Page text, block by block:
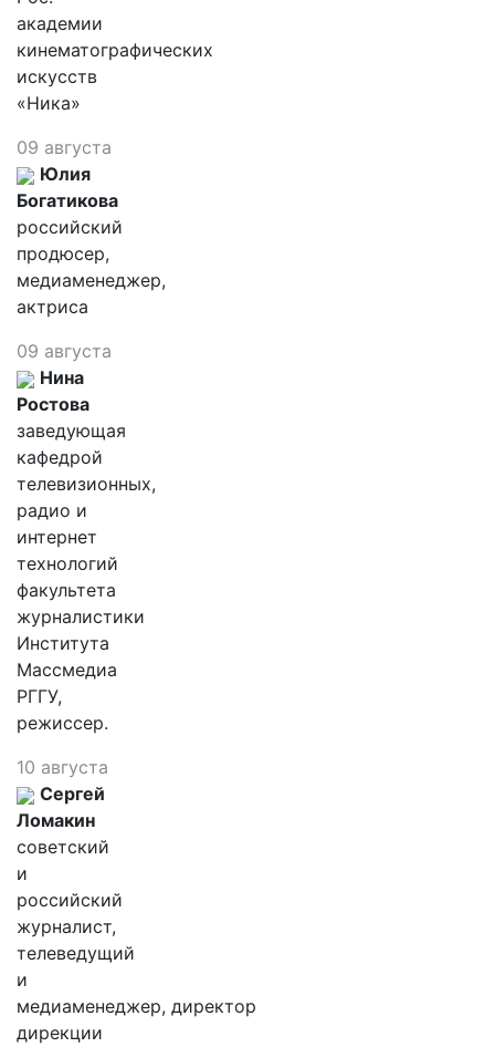
академии
кинематографических
искусств
«Ника»
09 августа
Юлия
Богатикова
российский
продюсер,
медиаменеджер,
актриса
09 августа
Нина
Ростова
заведующая
кафедрой
телевизионных,
радио и
интернет
технологий
факультета
журналистики
Института
Массмедиа
РГГУ,
режиссер.
10 августа
Сергей
Ломакин
советский
и
российский
журналист,
телеведущий
и
медиаменеджер, директор
дирекции